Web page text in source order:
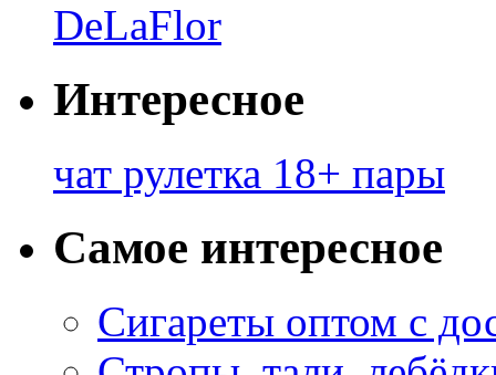
DeLaFlor
Интересное
чат рулетка 18+ пары
Самое интересное
Сигареты оптом с